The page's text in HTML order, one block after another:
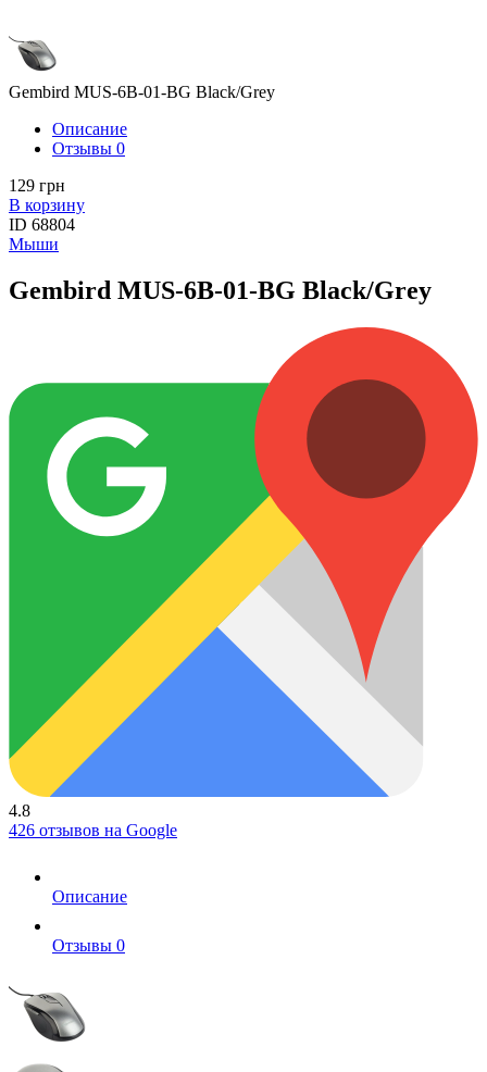
Gembird MUS-6B-01-BG Black/Grey
Описание
Отзывы 0
129 грн
В корзину
ID 68804
Мыши
Gembird MUS-6B-01-BG Black/Grey
4.8
426 отзывов на Google
Описание
Отзывы 0